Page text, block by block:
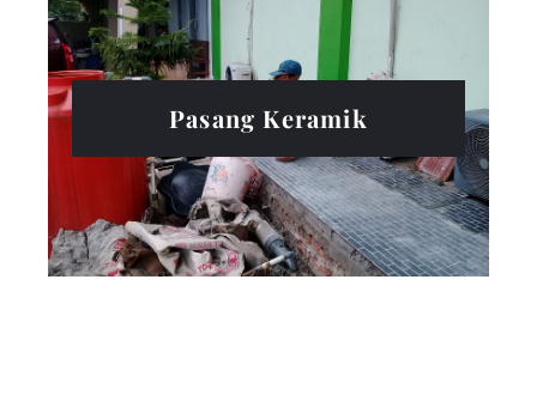
Pasang Keramik